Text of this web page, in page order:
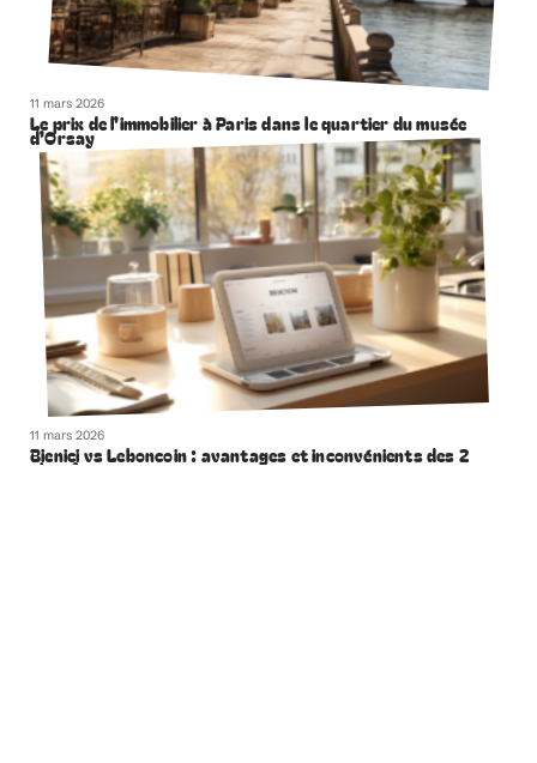
11 mars 2026
Le prix de l’immobilier à Paris dans le quartier du musée
d’Orsay
11 mars 2026
Bienici vs Leboncoin : avantages et inconvénients des 2
plateformes